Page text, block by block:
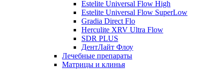
Estelite Universal Flow High
Estelite Universal Flow SuperLow
Gradia Direct Flo
Herculite XRV Ultra Flow
SDR PLUS
ДентЛайт Флоу
Лечебные препараты
Матрицы и клинья